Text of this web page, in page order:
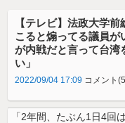
【テレビ】法政大学
こると煽ってる議員が
が内戦だと言って台湾
い」
2022/09/04 17:09 コメント